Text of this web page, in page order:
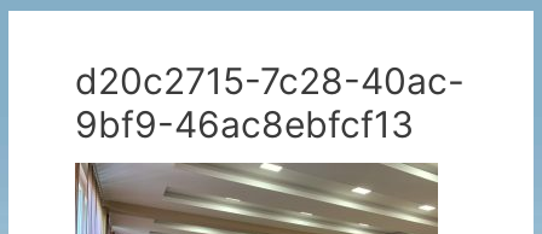
d20c2715-7c28-40ac-
9bf9-46ac8ebfcf13